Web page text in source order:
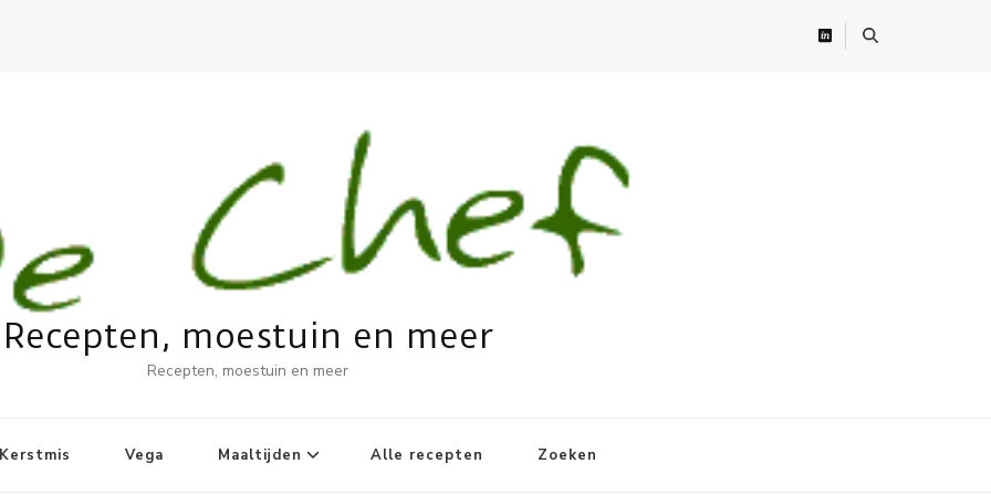
Recepten, moestuin en meer
Recepten, moestuin en meer
Vega Maaltijden Alle recepten Zoeken